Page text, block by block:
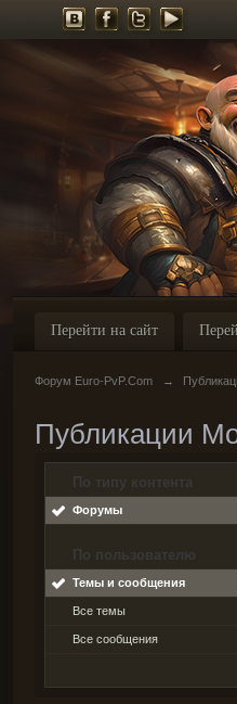
Перейти на сайт
Форум Euro-PvP.Com →
Публикации
По типу контента
Форумы
По пользователю
Темы и сообщения
Все темы
Все сообщения